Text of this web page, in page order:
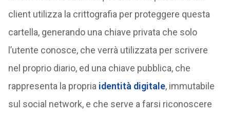
client utilizza la crittografia per proteggere questa
cartella, generando una chiave privata che solo
l’utente conosce, che verrà utilizzata per scrivere
nel proprio diario, ed una chiave pubblica, che
rappresenta la propria identità digitale, immutabile
sul social network, e che serve a farsi riconoscere